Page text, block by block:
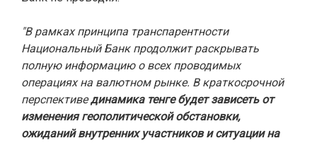
"В рамках принципа транспарентности
Национальный Банк продолжит раскрывать
полную информацию о всех проводимых
операциях на валютном рынке. В краткосрочной
перспективединамика тенге будет зависеть от
изменения геополитической обстановки,
ожиданий внутренних участников и ситуации на